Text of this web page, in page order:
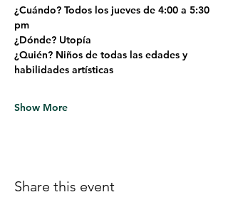
¿Cuándo? Todos los jueves de 4:00 a 5:30
pm
¿Dónde? Utopía
¿Quién? Niños de todas las edades y
habilidades artísticas
Show More
Share this event